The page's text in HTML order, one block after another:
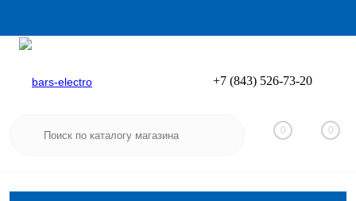
Вход
+7 (843) 526-73-20
0 0